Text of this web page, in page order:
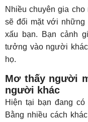
Nhiều chuyên gia
sẽ đối mặt với những
xấu bạn. Bạn cảnh
tưởng vào người
họ.
Mơ thấy người
người khác
Hiện tại bạn đang
Bằng nhiều cách